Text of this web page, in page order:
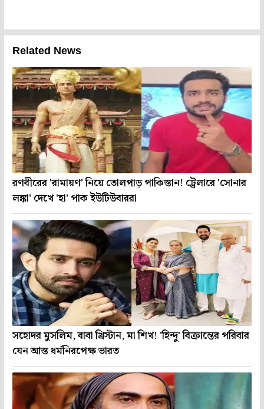
Related News
রণবীরের 'রামায়ণ' নিয়ে তোলপাড় পাকিস্তান! ট্রেলারে 'সোনার
লঙ্কা' দেখে 'হা' পাক ইউটিউবাররা
সহোদর মুসলিম, বাবা খ্রিস্টান, মা শিখ! 'হিন্দু' বিক্রান্তের পরিবার
যেন আস্ত ধর্মনিরপেক্ষ ভারত